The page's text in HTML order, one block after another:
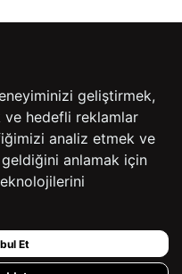
geliştirmek,
hedefli reklamlar
analiz etmek ve
anlamak için
Et